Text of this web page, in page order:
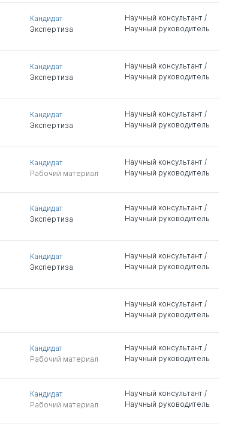
Кандидат
Экспертиза
Научный консультант /
Научный руководитель
Кандидат
Экспертиза
Научный консультант /
Научный руководитель
Кандидат
Экспертиза
Научный консультант /
Научный руководитель
Кандидат
Рабочий материал
Научный консультант /
Научный руководитель
Кандидат
Экспертиза
Научный консультант /
Научный руководитель
Кандидат
Экспертиза
Научный консультант /
Научный руководитель
Научный консультант /
Научный руководитель
Кандидат
Рабочий материал
Научный консультант /
Научный руководитель
Кандидат
Рабочий материал
Научный консультант /
Научный руководитель